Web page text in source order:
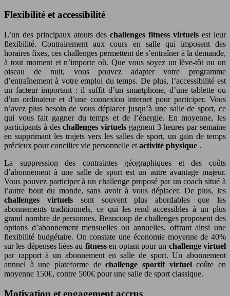
Flexibilité et accessibilité
L’un des principaux atouts des challenges fitness virtuels est leur
flexibilité. Contrairement aux cours en salle qui imposent des
horaires fixes, ces challenges permettent de s’entraîner à la demande,
à tout moment et n’importe où. Que vous soyez un lève-tôt ou un
oiseau de nuit, vous pouvez adapter votre programme
d’entraînement à votre emploi du temps. De plus, l’accessibilité est
un facteur important : il suffit d’un smartphone, d’une tablette ou
d’un ordinateur et d’une connexion internet pour participer. Vous
n’avez plus besoin de vous déplacer jusqu’à une salle de sport, ce
qui vous fait gagner du temps et de l’énergie. En moyenne, les
participants à deschallenges virtuels gagnent 3 heures par semaine
en supprimant les trajets vers les salles de sport, un gain de temps
précieux pour concilier vie personnelle et activité physique .
La suppression des contraintes géographiques et des coûts
d’abonnement à une salle de sport est un autre avantage majeur.
Vous pouvez participer à un challenge proposé par un coach situé à
l’autre bout du monde, sans avoir à vous déplacer. De plus, les
challenges virtuels sont souvent plus abordables que les
abonnements traditionnels, ce qui les rend accessibles à un plus
grand nombre de personnes. Beaucoup de challenges proposent des
options d’abonnement mensuelles ou annuelles, offrant ainsi une
flexibilité budgétaire. On constate une économie moyenne de 40%
sur les dépenses liées au fitnessen optant pour un challenge virtuel
par rapport à un abonnement en salle de sport. Un abonnement
annuel à une plateforme dechallenge sportif virtuelcoûte en
moyenne 150€, contre 500€ pour une salle de sport classique.
Motivation et engagement accrus